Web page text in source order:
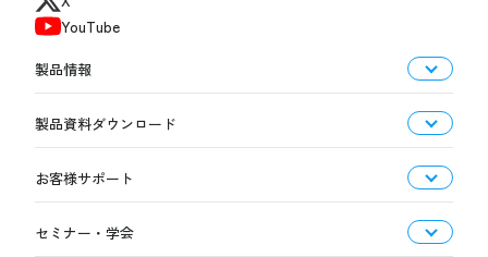
YouTube
製品情報
製品資料ダウンロード
お客様サポート
セミナー・学会